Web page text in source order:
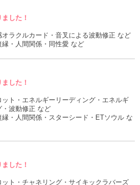
した！
オラクルカード・音叉による波動修正 など
縁・人間関係・同性愛 など
した！
ット・エネルギーリーディング・エネルギ
・波動修正 など
縁・人間関係・スターシード・ETソウル な
した！
ット・チャネリング・サイキックラバーズ